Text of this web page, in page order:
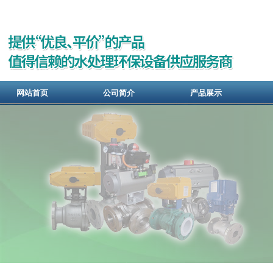
网站首页 公司简介 产品展示